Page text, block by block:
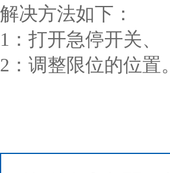
解决方法如下：
1：打开急停开关、
2：调整限位的位置。